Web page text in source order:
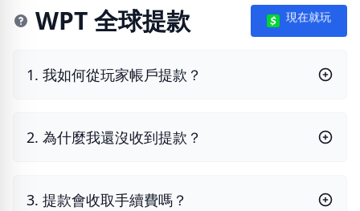
WPT 全球提款 現在就玩
1. 我如何從玩家帳戶提款？
2. 為什麼我還沒收到提款？
3. 提款會收取手續費嗎？